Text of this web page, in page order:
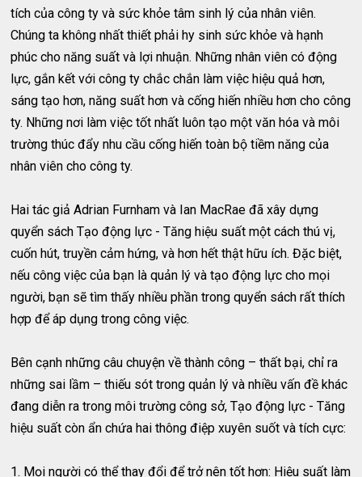
tích của công ty và sức khỏe tâm sinh lý của nhân viên.
Chúng ta không nhất thiết phải hy sinh sức khỏe và hạnh
phúc cho năng suất và lợi nhuận. Những nhân viên có động
lực, gắn kết với công ty chắc chắn làm việc hiệu quả hơn,
sáng tạo hơn, năng suất hơn và cống hiến nhiều hơn cho công
ty. Những nơi làm việc tốt nhất luôn tạo một văn hóa và môi
trường thúc đẩy nhu cầu cống hiến toàn bộ tiềm năng của
nhân viên cho công ty.
Hai tác giả Adrian Furnham và Ian MacRae đã xây dựng
quyển sách Tạo động lực - Tăng hiệu suất một cách thú vị,
cuốn hút, truyền cảm hứng, và hơn hết thật hữu ích. Đặc biệt,
nếu công việc của bạn là quản lý và tạo động lực cho mọi
người, bạn sẽ tìm thấy nhiều phần trong quyển sách rất thích
hợp để áp dụng trong công việc.
Bên cạnh những câu chuyện về thành công – thất bại, chỉ ra
những sai lầm – thiếu sót trong quản lý và nhiều vấn đề khác
đang diễn ra trong môi trường công sở, Tạo động lực - Tăng
hiệu suất còn ẩn chứa hai thông điệp xuyên suốt và tích cực:
1. Mọi người có thể thay đổi để trở nên tốt hơn: Hiệu suất làm